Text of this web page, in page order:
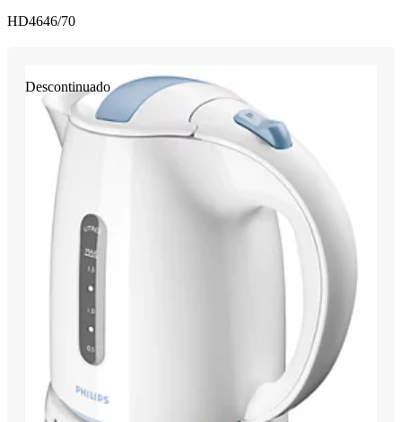
HD4646/70
Descontinuado